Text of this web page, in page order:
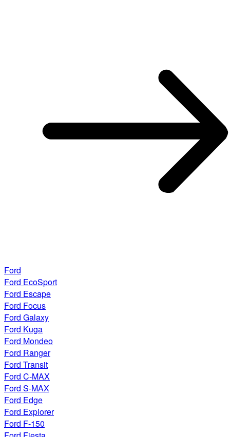
Ford
Ford EcoSport
Ford Escape
Ford Focus
Ford Galaxy
Ford Kuga
Ford Mondeo
Ford Ranger
Ford Transit
Ford C-MAX
Ford S-MAX
Ford Edge
Ford Explorer
Ford F-150